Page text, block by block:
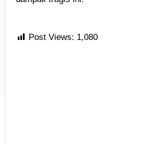
Post Views: 1,080